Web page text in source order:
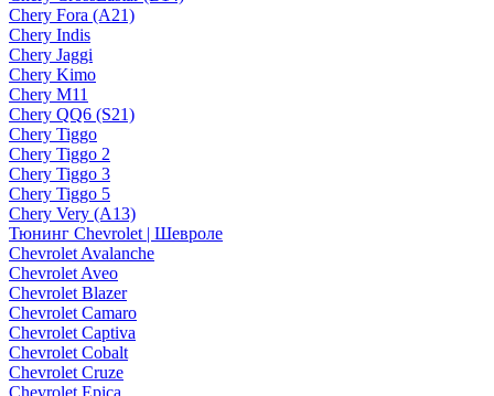
Chery Fora (A21)
Chery Indis
Chery Jaggi
Chery Kimo
Chery M11
Chery QQ6 (S21)
Chery Tiggo
Chery Tiggo 2
Chery Tiggo 3
Chery Tiggo 5
Chery Very (A13)
Тюнинг Chevrolet | Шевроле
Chevrolet Avalanche
Chevrolet Aveo
Chevrolet Blazer
Chevrolet Camaro
Chevrolet Captiva
Chevrolet Cobalt
Chevrolet Cruze
Chevrolet Epica